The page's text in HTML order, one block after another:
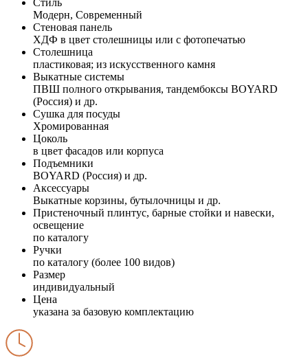
Модерн, Современный
Стеновая панель
ХДФ в цвет столешницы или с фотопечатью
Столешница
пластиковая; из искусственного камня
Выкатные системы
ПВШ полного открывания, тандембоксы BOYARD
(Россия) и др.
Сушка для посуды
Хромированная
Цоколь
в цвет фасадов или корпуса
Подъемники
BOYARD (Россия) и др.
Аксессуары
Выкатные корзины, бутылочницы и др.
Пристеночный плинтус, барные стойки и навески,
освещение
по каталогу
Ручки
по каталогу (более 100 видов)
Размер
индивидуальный
Цена
указана за базовую комплектацию